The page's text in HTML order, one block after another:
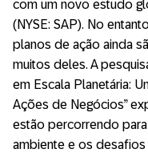
com um novo estudo
(NYSE: SAP). No
planos de ação ainda
muitos deles. A
em Escala Planetária:
Ações de Negócios”
estão percorrendo
ambiente e os desafios